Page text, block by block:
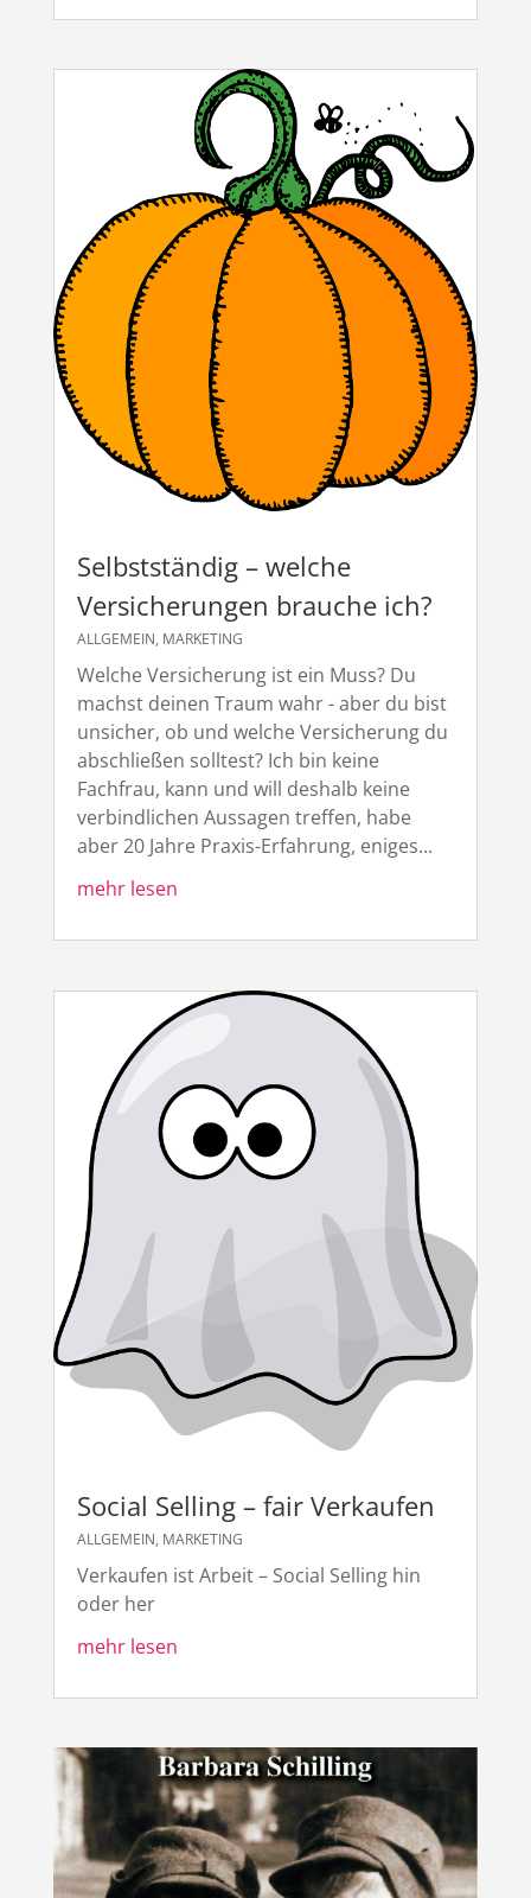
Selbstständig – welche
Versicherungen brauche ich?
ALLGEMEIN, MARKETING
Welche Versicherung ist ein Muss? Du
machst deinen Traum wahr - aber du bist
unsicher, ob und welche Versicherung du
abschließen solltest? Ich bin keine
Fachfrau, kann und will deshalb keine
verbindlichen Aussagen treffen, habe
aber 20 Jahre Praxis-Erfahrung, eniges...
mehr lesen
Social Selling – fair Verkaufen
ALLGEMEIN, MARKETING
Verkaufen ist Arbeit – Social Selling hin
oder her
mehr lesen